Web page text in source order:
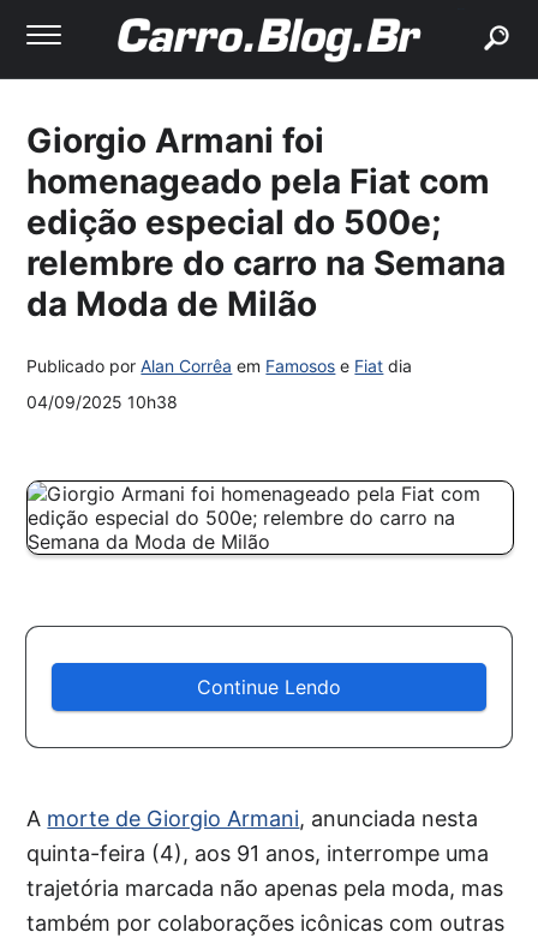
Giorgio Armani foi
homenageado pela Fiat com
edição especial do 500e;
relembre do carro na Semana
da Moda de Milão
Publicado porAlan Corrêa em Famosos e Fiat dia
04/09/2025 10h38
Continue Lendo
A morte de Giorgio Armani, anunciada nesta
quinta-feira (4), aos 91 anos, interrompe uma
trajetória marcada não apenas pela moda, mas
também por colaborações icônicas com outras